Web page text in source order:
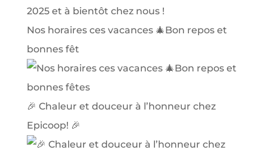
Nos horaires ces vacances 🎄Bon repos et
bonnes fêt
🎉 Chaleur et douceur à l’honneur chez
Epicoop! 🎉